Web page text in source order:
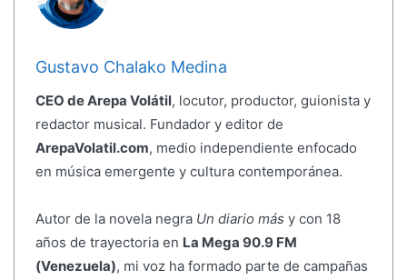
Gustavo Chalako Medina
CEO de Arepa Volátil, locutor, productor, guionista y
redactor musical. Fundador y editor de
ArepaVolatil.com, medio independiente enfocado
en música emergente y cultura contemporánea.
Autor de la novela negra Un diario más y con 18
años de trayectoria en La Mega 90.9 FM
(Venezuela), mi voz ha formado parte de campañas